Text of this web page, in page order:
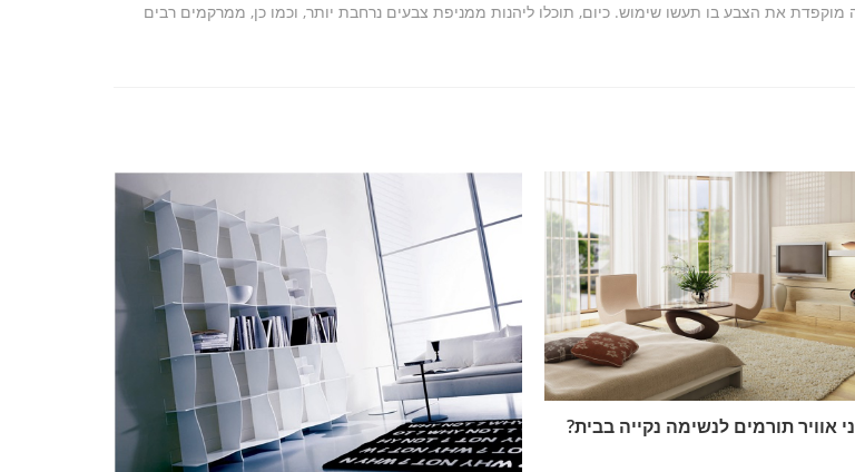
את הצבע בו תעשו שימוש. כיום, תוכלו ליהנות ממניפת צבעים נרחבת יותר, וכמו כן, ממרקמים רבים
אוויר תורמים לנשימה נקייה בבית?